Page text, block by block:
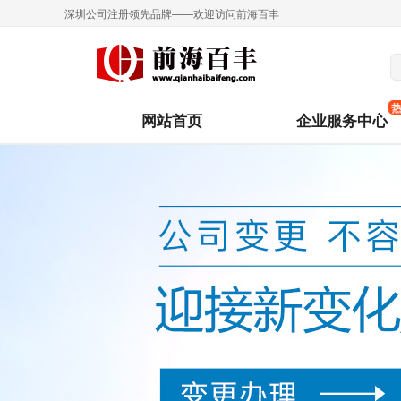
深圳公司注册领先品牌——欢迎访问前海百丰
网站首页 企业服务中心